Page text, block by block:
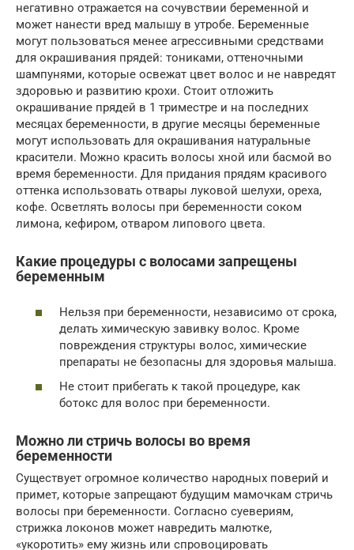
негативно отражается на сочувствии беременной и
может нанести вред малышу в утробе. Беременные
могут пользоваться менее агрессивными средствами
для окрашивания прядей: тониками, оттеночными
шампунями, которые освежат цвет волос и не навредят
здоровью и развитию крохи. Стоит отложить
окрашивание прядей в 1 триместре и на последних
месяцах беременности, в другие месяцы беременные
могут использовать для окрашивания натуральные
красители. Можно красить волосы хной или басмой во
время беременности. Для придания прядям красивого
оттенка использовать отвары луковой шелухи, ореха,
кофе. Осветлять волосы при беременности соком
лимона, кефиром, отваром липового цвета.
Какие процедуры с волосами запрещены
беременным
Нельзя при беременности, независимо от срока,
делать химическую завивку волос. Кроме
повреждения структуры волос, химические
препараты не безопасны для здоровья малыша.
Не стоит прибегать к такой процедуре, как
ботокс для волос при беременности.
Можно ли стричь волосы во время
беременности
Существует огромное количество народных поверий и
примет, которые запрещают будущим мамочкам стричь
волосы при беременности. Согласно суевериям,
стрижка локонов может навредить малютке,
«укоротить» ему жизнь или спровоцировать